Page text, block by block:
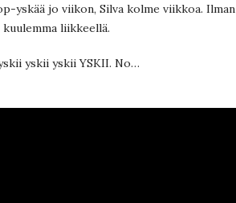
yskää jo viikon, Silva kolme viikkoa. Ilman
liikkeellä.
yskii yskii YSKII. No…